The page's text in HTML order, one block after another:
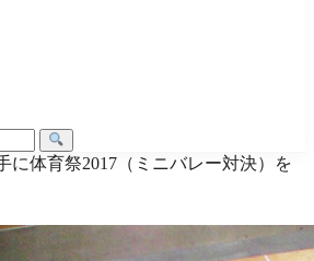
に体育祭2017（ミニバレー対決）を